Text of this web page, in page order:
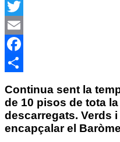
WhatsApp
Twitter
Email
Facebook
Continua sent la
de 10 pisos de tota
descarregats. Verds
encapçalar el